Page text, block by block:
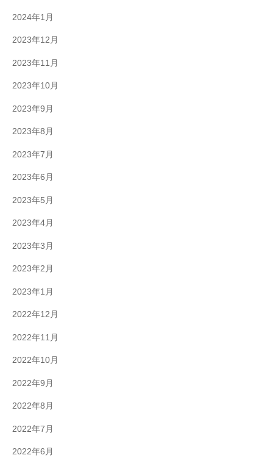
2024年1月
2023年12月
2023年11月
2023年10月
2023年9月
2023年8月
2023年7月
2023年6月
2023年5月
2023年4月
2023年3月
2023年2月
2023年1月
2022年12月
2022年11月
2022年10月
2022年9月
2022年8月
2022年7月
2022年6月